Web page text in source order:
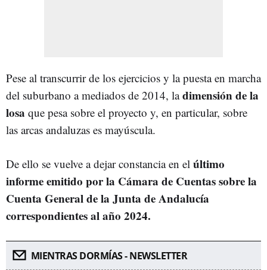
Pese al transcurrir de los ejercicios y la puesta en marcha
del suburbano a mediados de 2014, ladimensión de la
losa que pesa sobre el proyecto y, en particular, sobre
las arcas andaluzas es mayúscula.
De ello se vuelve a dejar constancia en el último
informe emitido por la Cámara de Cuentas sobre la
Cuenta General de la Junta de Andalucía
correspondientes al año 2024.
MIENTRAS DORMÍAS - NEWSLETTER